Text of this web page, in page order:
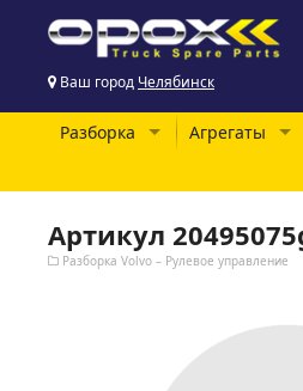
Ваш город Челябинск
Разборка Агрегаты
Артикул
Разборка Volvo – Рулевое управление